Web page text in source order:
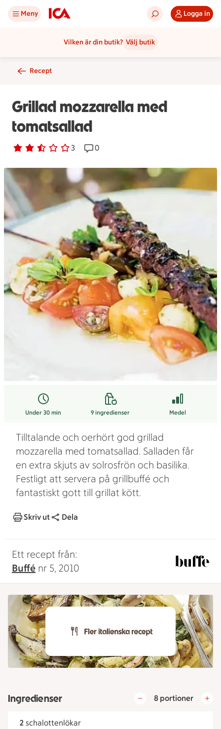
Meny Logga in
Vilken är din butik? Välj butik
Recept
Grillad mozzarella med
tomatsallad
Betyg 2.3 av 5. 3
3 personer har röstatReceptet har 0 kommentarer
0
Under 30 min 9ingredienser Medel
Tilltalande och oerhört god grillad
mozzarella med tomatsallad. Salladen får
en extra skjuts av solrosfrön och basilika.
Festligt att servera på grillbuffé och
fantastiskt gott till grillat kött.
Skriv ut Dela
Ett recept från:
Buffé nr 5, 2010
Ingredienser 8 portioner
2 schalottenlökar